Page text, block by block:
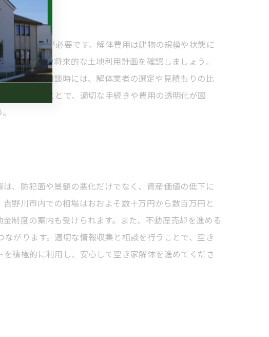
めの対応が必要です。解体費用は建物の規模や状態に
域の条例や将来的な土地利用計画を確認しましょう。
ります。相談時には、解体業者の選定や見積もりの比
相談することで、適切な手続きや費用の透明化が図
、防犯面や景観の悪化だけでなく、資産価値の低下に
野川市内での相場はおおよそ数十万円から数百万円と
制度の案内も受けられます。また、不動産売却を進める
がります。適切な情報収集と相談を行うことで、空き
積極的に利用し、安心して空き家解体を進めてくださ